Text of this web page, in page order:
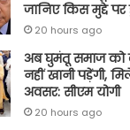
जानिए किस मुद्दे पर
20 hours ago
अब घुमंतू समाज को
नहीं खानी पड़ेंगी,
अवसर: सीएम योगी
20 hours ago